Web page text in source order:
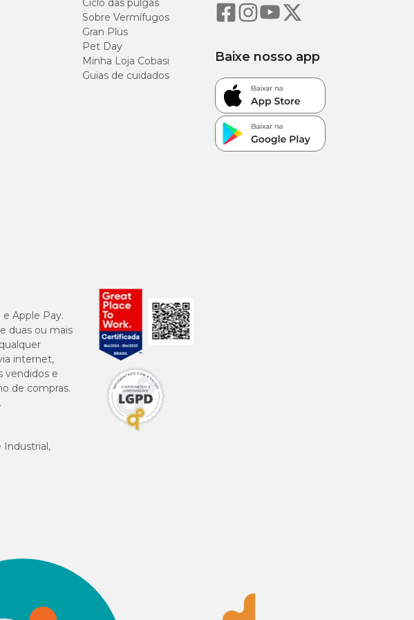
80 g/kg
50 g/kg
Ciclo das pulgas
Sobre Vermífugos
Gran Plus
Pet Day
Minha Loja Cobasi
Guias de cuidados
Baixe nosso app
e Apple Pay.
duas ou mais
internet,
vendidos e
de compras.
Industrial,